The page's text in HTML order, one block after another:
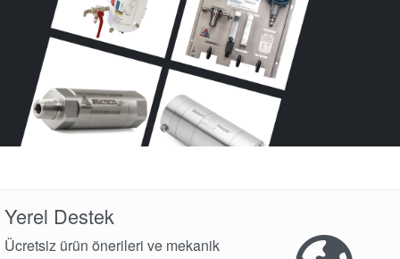
Yerel Destek
Ücretsiz ürün önerileri ve mekanik